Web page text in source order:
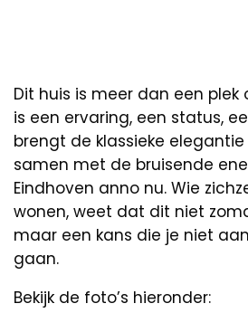
Dit huis is meer dan een
is een ervaring, een status,
brengt de klassieke elegantie
samen met de bruisende
Eindhoven anno nu. Wie
wonen, weet dat dit niet
maar een kans die je niet
gaan.
Bekijk de foto’s hieronder: